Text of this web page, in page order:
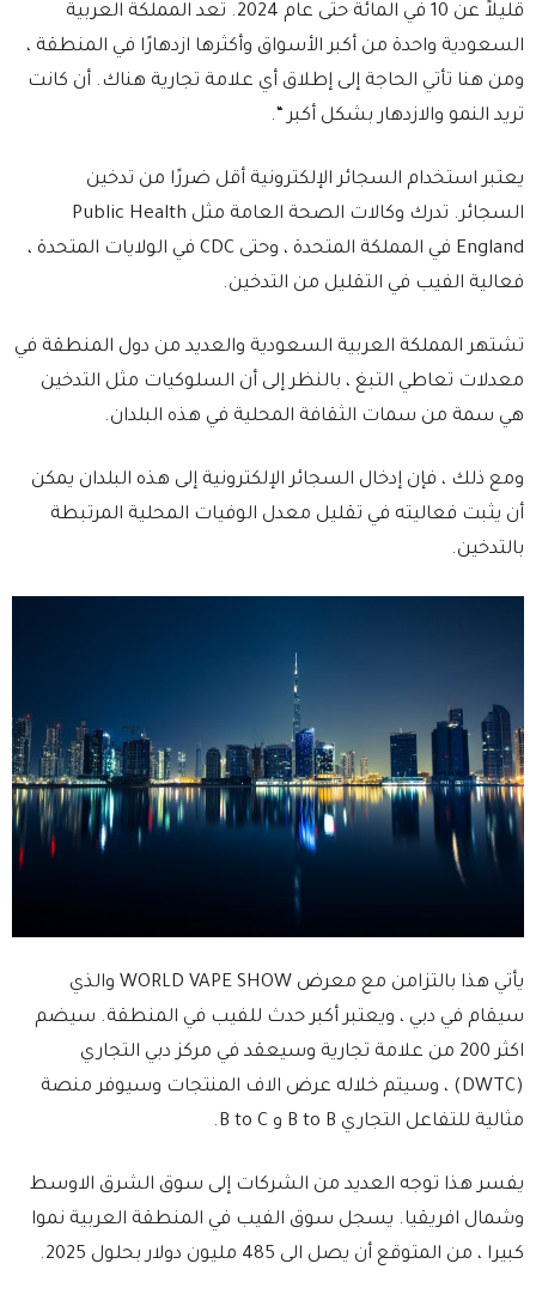
قليلاً عن 10 في المائة حتى عام 2024. تعد المملكة العربية
السعودية واحدة من أكبر الأسواق وأكثرها ازدهارًا في المنطقة ،
ومن هنا تأتي الحاجة إلى إطلاق أي علامة تجارية هناك. أن كانت
تريد النمو والازدهار بشكل أكبر “.
يعتبر استخدام السجائر الإلكترونية أقل ضررًا من تدخين
السجائر. تدرك وكالات الصحة العامة مثل Public Health
England في المملكة المتحدة ، وحتى CDC في الولايات المتحدة ،
فعالية الفيب في التقليل من التدخين.
تشتهر المملكة العربية السعودية والعديد من دول المنطقة في
معدلات تعاطي التبغ ، بالنظر إلى أن السلوكيات مثل التدخين
هي سمة من سمات الثقافة المحلية في هذه البلدان.
ومع ذلك ، فإن إدخال السجائر الإلكترونية إلى هذه البلدان يمكن
أن يثبت فعاليته في تقليل معدل الوفيات المحلية المرتبطة
بالتدخين.
يأتي هذا بالتزامن مع معرض WORLD VAPE SHOW والذي
سيقام في دبي ، ويعتبر أكبر حدث للفيب في المنطقة. سيضم
اكثر 200 من علامة تجارية وسيعقد في مركز دبي التجاري
(DWTC) ، وسيتم خلاله عرض الاف المنتجات وسيوفر منصة
مثالية للتفاعل التجاري B to B و B to C.
يفسر هذا توجه العديد من الشركات إلى سوق الشرق الاوسط
وشمال افريقيا. يسجل سوق الفيب في المنطقة العربية نموا
كبيرا ، من المتوقع أن يصل الى 485 مليون دولار بحلول 2025.